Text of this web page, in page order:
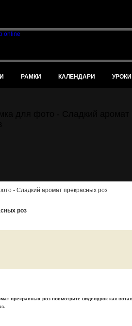
РАМКИ КАЛЕНДАРИ
роз
прекрасных роз посмотрите видеоурок как